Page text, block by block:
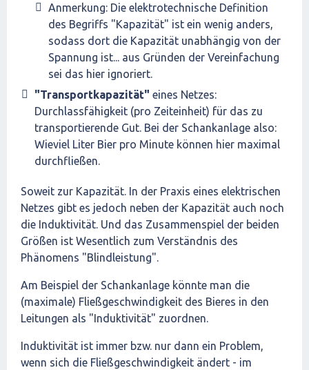
Anmerkung: Die elektrotechnische Definition
des Begriffs "Kapazität" ist ein wenig anders,
sodass dort die Kapazität unabhängig von der
Spannung ist... aus Gründen der Vereinfachung
sei das hier ignoriert.
"Transportkapazität" eines Netzes:
Durchlassfähigkeit (pro Zeiteinheit) für das zu
transportierende Gut. Bei der Schankanlage also:
Wieviel Liter Bier pro Minute können hier maximal
durchfließen.
Soweit zur Kapazität. In der Praxis eines elektrischen
Netzes gibt es jedoch neben der Kapazität auch noch
die Induktivität. Und das Zusammenspiel der beiden
Größen ist Wesentlich zum Verständnis des
Phänomens "Blindleistung".
Am Beispiel der Schankanlage könnte man die
(maximale) Fließgeschwindigkeit des Bieres in den
Leitungen als "Induktivität" zuordnen.
Induktivität ist immer bzw. nur dann ein Problem,
wenn sich die Fließgeschwindigkeit ändert - im